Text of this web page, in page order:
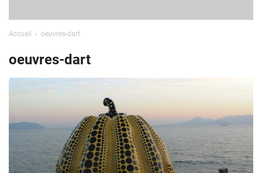
Accueil oeuvres-dart
oeuvres-dart